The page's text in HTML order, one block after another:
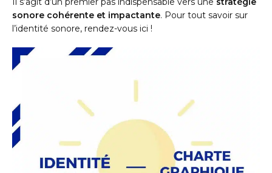
sonore cohérente et impactante. Pour tout savoir sur
l’identité sonore, rendez-vous ici !